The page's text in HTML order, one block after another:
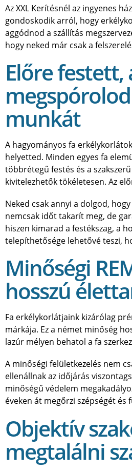
Az XXL Kerítésnél az ingyenes
gondoskodik arról, hogy
aggódnod a szállítás
hogy neked már csak a
Előre
munkát
A hagyományos fa
helyetted. Minden egyes fa
többrétegű festés és a
kivitelezhetők tökéletesen. Az
Neked csak annyi a dolgod,
nemcsak időt takarít meg, de
hiszen kimarad a festékszag, a
telepíthetősége lehetővé teszi,
Minőségi
hosszú
Fa erkélykorlátjaink kizárólag
márkája. Ez a német minőség
lazúr mélyen behatol a fa
A minőségi felületkezelés nem
ellenállnak az időjárás
minőségű védelem
éveken át megőrzi szépségét
Objektív
megtalálni